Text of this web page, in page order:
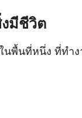
มีชีวิต
นพื้นที่หนึ่ง ที่ทำง